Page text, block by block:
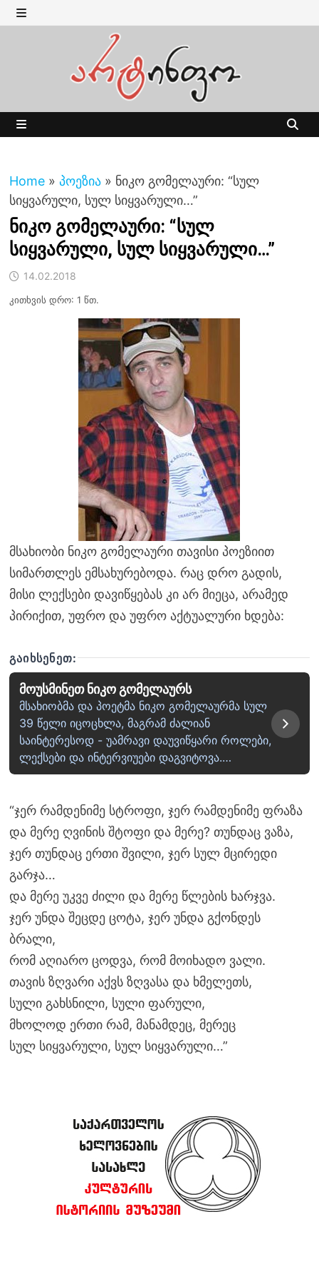
Skip
to MENU
Home » პოეზია » ნიკო გომელაური: “სულ
სიყვარული, სულ სიყვარული…”
ნიკო გომელაური: “სულ
სიყვარული, სულ სიყვარული…”
14.02.2018
კითხვის დრო: 1 წთ.
მსახიობი ნიკო გომელაური თავისი პოეზიით
სიმართლეს ემსახურებოდა. რაც დრო გადის,
მისი ლექსები დავიწყებას კი არ მიეცა, არამედ
პირიქით, უფრო და უფრო აქტუალური ხდება:
ᲒᲐᲘᲮᲡᲔᲜᲔᲗ:
მოუსმინეთ ნიკო გომელაურს
მსახიობმა და პოეტმა ნიკო გომელაურმა სულ
39 წელი იცოცხლა, მაგრამ ძალიან
საინტერესოდ - უამრავი დაუვიწყარი როლები,
ლექსები და ინტერვიუები დაგვიტოვა.…
“ჯერ რამდენიმე სტროფი, ჯერ რამდენიმე ფრაზა
და მერე ღვინის შტოფი და მერე? თუნდაც ვაზა,
ჯერ თუნდაც ერთი შვილი, ჯერ სულ მცირედი
გარჯა…
და მერე უკვე ძილი და მერე წლების ხარჯვა.
ჯერ უნდა შეცდე ცოტა, ჯერ უნდა გქონდეს
ბრალი,
რომ აღიარო ცოდვა, რომ მოიხადო ვალი.
თავის ზღვარი აქვს ზღვასა და ხმელეთს,
სული გახსნილი, სული ფარული,
მხოლოდ ერთი რამ, მანამდეც, მერეც
სულ სიყვარული, სულ სიყვარული…”